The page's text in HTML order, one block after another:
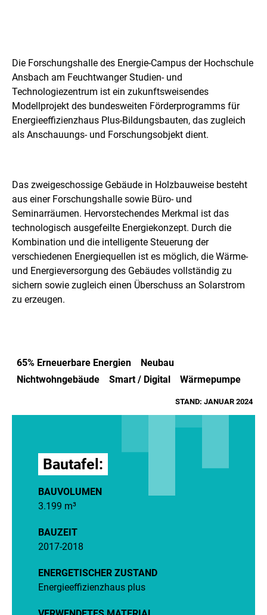
o
j
e
k
Die Forschungshalle des Energie-Campus der Hochschule
Ansbach am Feuchtwanger Studien- und
Technologiezentrum ist ein zukunftsweisendes
Modellprojekt des bundesweiten Förderprogramms für
Energieeffizienzhaus Plus-Bildungsbauten, das zugleich
als Anschauungs- und Forschungsobjekt dient.
Das zweigeschossige Gebäude in Holzbauweise besteht
aus einer Forschungshalle sowie Büro- und
Seminarräumen. Hervorstechendes Merkmal ist das
technologisch ausgefeilte Energiekonzept. Durch die
Kombination und die intelligente Steuerung der
verschiedenen Energiequellen ist es möglich, die Wärme-
und Energieversorgung des Gebäudes vollständig zu
sichern sowie zugleich einen Überschuss an Solarstrom
zu erzeugen.
65% Erneuerbare Energien
Neubau
Nichtwohngebäude
Smart / Digital Wärmepumpe
STAND: JANUAR 2024
Bautafel:
BAUVOLUMEN
3.199 m³
BAUZEIT
2017-2018
ENERGETISCHER ZUSTAND
Energieeffizienzhaus plus